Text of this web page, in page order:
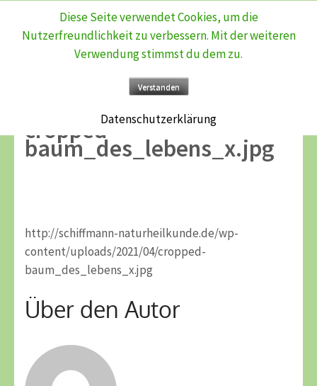
Inhalt
cropped-
baum_des_lebens_x.jpg
http://schiffmann-naturheilkunde.de/wp-
content/uploads/2021/04/cropped-
baum_des_lebens_x.jpg
Über den Autor
Diese Seite verwendet Cookies, um die
Nutzerfreundlichkeit zu verbessern. Mit der weiteren
Verwendung stimmst du dem zu.
Verstanden
Datenschutzerklärung